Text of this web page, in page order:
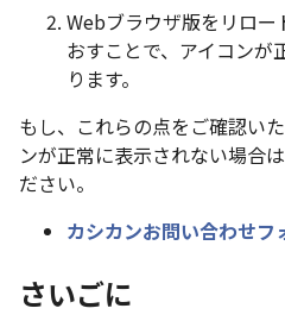
Webブラウザ版をリロ
おすことで、アイコンが
ります。
もし、これらの点をご確認い
ンが正常に表示されない場合
ださい。
カシカンお問い合わせフ
さいごに